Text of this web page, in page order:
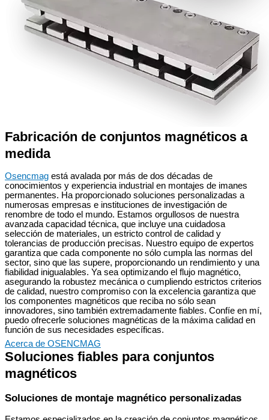
Fabricación de conjuntos magnéticos a
medida
Osencmag está avalada por más de dos décadas de
conocimientos y experiencia industrial en montajes de imanes
permanentes. Ha proporcionado soluciones personalizadas a
numerosas empresas e instituciones de investigación de
renombre de todo el mundo. Estamos orgullosos de nuestra
avanzada capacidad técnica, que incluye una cuidadosa
selección de materiales, un estricto control de calidad y
tolerancias de producción precisas. Nuestro equipo de expertos
garantiza que cada componente no sólo cumpla las normas del
sector, sino que las supere, proporcionando un rendimiento y una
fiabilidad inigualables. Ya sea optimizando el flujo magnético,
asegurando la robustez mecánica o cumpliendo estrictos criterios
de calidad, nuestro compromiso con la excelencia garantiza que
los componentes magnéticos que reciba no sólo sean
innovadores, sino también extremadamente fiables. Confíe en mí,
puedo ofrecerle soluciones magnéticas de la máxima calidad en
función de sus necesidades específicas.
Acerca de OSENCMAG
Soluciones fiables para conjuntos
magnéticos
Soluciones de montaje magnético personalizadas